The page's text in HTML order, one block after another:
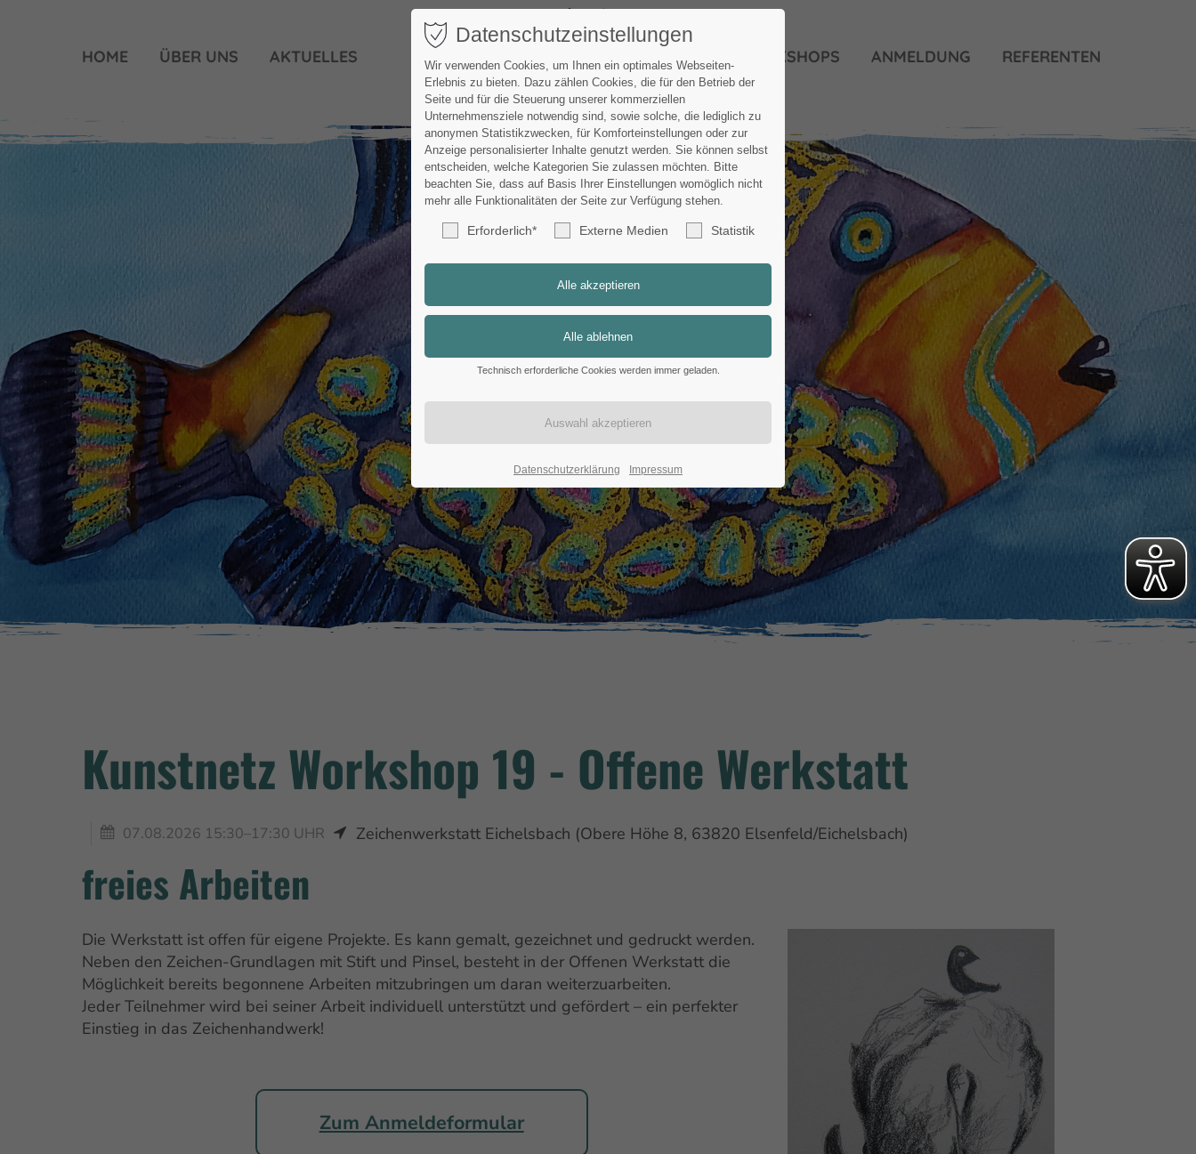
HOME ÜBER UNS AKTUELLES WORKSHOPS ANMELDUNG REFERENTEN
Kunstnetz Workshop 19 - Offene Werkstatt
07.08.2026 15:30–17:30 UHR Zeichenwerkstatt Eichelsbach (Obere Höhe 8, 63820 Elsenfeld/Eichelsbach)
freies Arbeiten
Die Werkstatt ist offen für eigene Projekte. Es kann gemalt, gezeichnet und gedruckt werden.
Neben den Zeichen-Grundlagen mit Stift und Pinsel, besteht in der Offenen Werkstatt die
Möglichkeit bereits begonnene Arbeiten mitzubringen um daran weiterzuarbeiten.
Jeder Teilnehmer wird bei seiner Arbeit individuell unterstützt und gefördert – ein perfekter
Einstieg in das Zeichenhandwerk!
Zum Anmeldeformular
Datenschutzeinstellungen
Wir verwenden Cookies, um Ihnen ein optimales Webseiten-
Erlebnis zu bieten. Dazu zählen Cookies, die für den Betrieb der
Seite und für die Steuerung unserer kommerziellen
Unternehmensziele notwendig sind, sowie solche, die lediglich zu
anonymen Statistikzwecken, für Komforteinstellungen oder zur
Anzeige personalisierter Inhalte genutzt werden. Sie können selbst
entscheiden, welche Kategorien Sie zulassen möchten. Bitte
beachten Sie, dass auf Basis Ihrer Einstellungen womöglich nicht
mehr alle Funktionalitäten der Seite zur Verfügung stehen.
Erforderlich* Externe Medien Statistik
Technisch erforderliche Cookies werden immer geladen.
Datenschutzerklärung Impressum